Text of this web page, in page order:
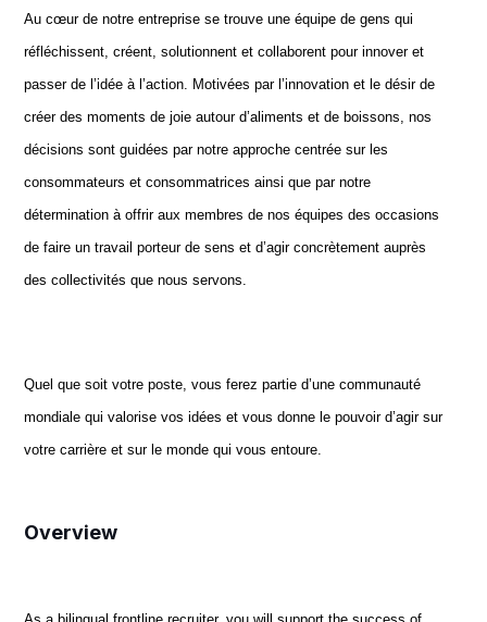
Au cœur de notre entreprise se trouve une équipe de gens qui
réfléchissent, créent, solutionnent et collaborent pour innover et
passer de l’idée à l’action. Motivées par l’innovation et le désir de
créer des moments de joie autour d’aliments et de boissons, nos
décisions sont guidées par notre approche centrée sur les
consommateurs et consommatrices ainsi que par notre
détermination à offrir aux membres de nos équipes des occasions
de faire un travail porteur de sens et d’agir concrètement auprès
des collectivités que nous servons.
Quel que soit votre poste, vous ferez partie d’une communauté
mondiale qui valorise vos idées et vous donne le pouvoir d’agir sur
votre carrière et sur le monde qui vous entoure.
Overview